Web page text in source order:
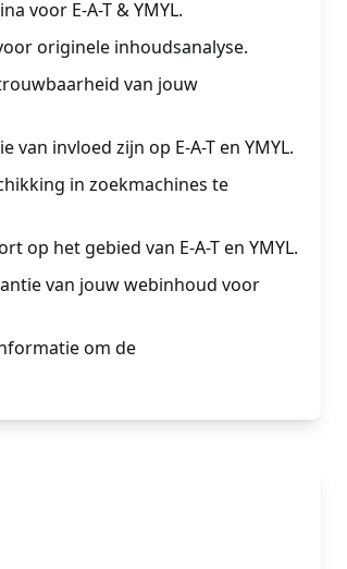
voor E-A-T & YMYL.
originele inhoudsanalyse.
van jouw
invloed zijn op E-A-T en YMYL.
in zoekmachines te
op het gebied van E-A-T en YMYL.
van jouw webinhoud voor
om de